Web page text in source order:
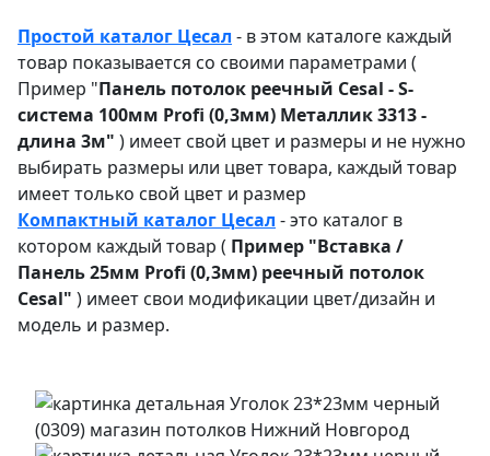
Простой каталог Цесал - в этом каталоге каждый
товар показывается со своими параметрами (
Пример "Панель потолок реечный Cesal - S-
система 100мм Profi (0,3мм) Металлик 3313 -
длина 3м" ) имеет свой цвет и размеры и не нужно
выбирать размеры или цвет товара, каждый товар
имеет только свой цвет и размер
Компактный каталог Цесал - это каталог в
котором каждый товар ( Пример "Вставка /
Панель 25мм Profi (0,3мм) реечный потолок
Cesal" ) имеет свои модификации цвет/дизайн и
модель и размер.